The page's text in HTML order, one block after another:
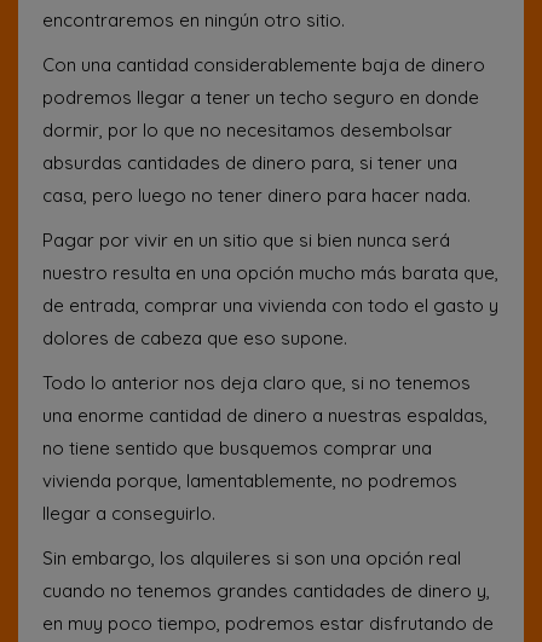
encontraremos en ningún otro sitio.
Con una cantidad considerablemente baja de dinero
podremos llegar a tener un techo seguro en donde
dormir, por lo que no necesitamos desembolsar
absurdas cantidades de dinero para, si tener una
casa, pero luego no tener dinero para hacer nada.
Pagar por vivir en un sitio que si bien nunca será
nuestro resulta en una opción mucho más barata que,
de entrada, comprar una vivienda con todo el gasto y
dolores de cabeza que eso supone.
Todo lo anterior nos deja claro que, si no tenemos
una enorme cantidad de dinero a nuestras espaldas,
no tiene sentido que busquemos comprar una
vivienda porque, lamentablemente, no podremos
llegar a conseguirlo.
Sin embargo, los alquileres si son una opción real
cuando no tenemos grandes cantidades de dinero y,
en muy poco tiempo, podremos estar disfrutando de